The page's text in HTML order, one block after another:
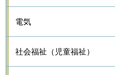
電気
社会福祉（児童福祉）